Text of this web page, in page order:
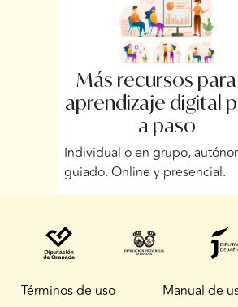
Más recursos
aprendizaje digital
a paso
Individual o en grupo,
guiado. Online y presencial.
Términos de uso
Manual de